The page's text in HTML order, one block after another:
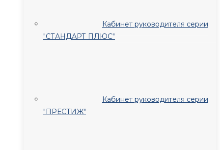
Кабинет руководителя серии
"СТАНДАРТ ПЛЮС"
Кабинет руководителя серии
"ПРЕСТИЖ"